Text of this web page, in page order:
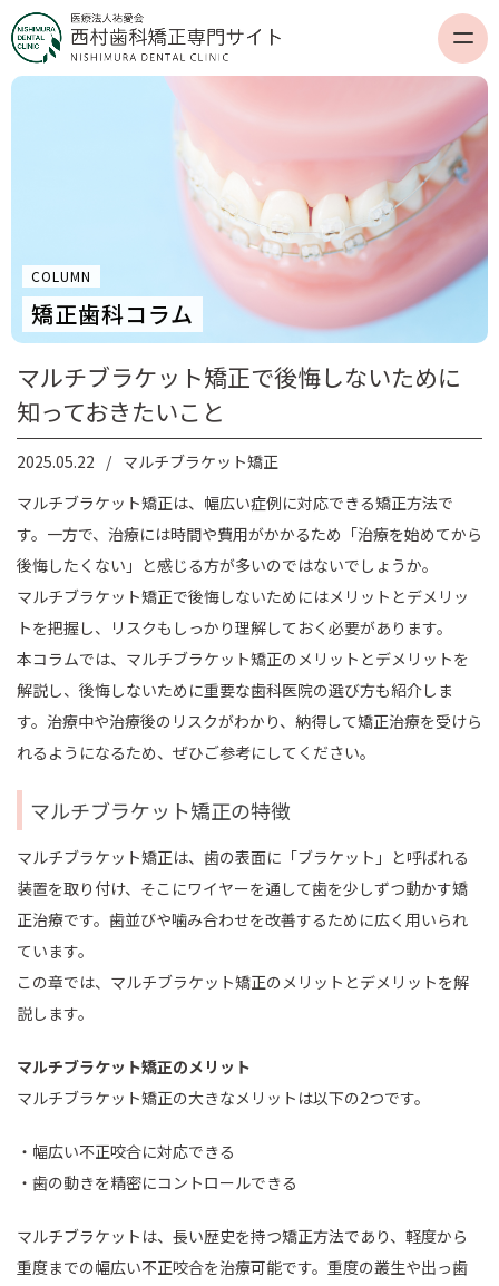
COLUMN
矯正歯科コラム
マルチブラケット矯正で後悔しないために
知っておきたいこと
2025.05.22
マルチブラケット矯正
マルチブラケット矯正は、幅広い症例に対応できる矯正方法で
す。一方で、治療には時間や費用がかかるため「治療を始めてから
後悔したくない」と感じる方が多いのではないでしょうか。
マルチブラケット矯正で後悔しないためにはメリットとデメリッ
トを把握し、リスクもしっかり理解しておく必要があります。
本コラムでは、マルチブラケット矯正のメリットとデメリットを
解説し、後悔しないために重要な歯科医院の選び方も紹介しま
す。治療中や治療後のリスクがわかり、納得して矯正治療を受けら
れるようになるため、ぜひご参考にしてください。
マルチブラケット矯正の特徴
マルチブラケット矯正は、歯の表面に「ブラケット」と呼ばれる
装置を取り付け、そこにワイヤーを通して歯を少しずつ動かす矯
正治療です。歯並びや噛み合わせを改善するために広く用いられ
ています。
この章では、マルチブラケット矯正のメリットとデメリットを解
説します。
マルチブラケット矯正のメリット
マルチブラケット矯正の大きなメリットは以下の2つです。
・幅広い不正咬合に対応できる
・歯の動きを精密にコントロールできる
マルチブラケットは、長い歴史を持つ矯正方法であり、軽度から
重度までの幅広い不正咬合を治療可能です。重度の叢生や出っ歯